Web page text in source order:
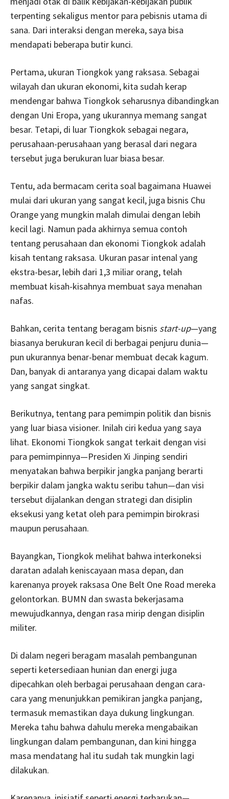
terpenting sekaligus mentor para pebisnis utama di
sana. Dari interaksi dengan mereka, saya bisa
mendapati beberapa butir kunci.
Pertama, ukuran Tiongkok yang raksasa. Sebagai
wilayah dan ukuran ekonomi, kita sudah kerap
mendengar bahwa Tiongkok seharusnya dibandingkan
dengan Uni Eropa, yang ukurannya memang sangat
besar. Tetapi, di luar Tiongkok sebagai negara,
perusahaan-perusahaan yang berasal dari negara
tersebut juga berukuran luar biasa besar.
Tentu, ada bermacam cerita soal bagaimana Huawei
mulai dari ukuran yang sangat kecil, juga bisnis Chu
Orange yang mungkin malah dimulai dengan lebih
kecil lagi. Namun pada akhirnya semua contoh
tentang perusahaan dan ekonomi Tiongkok adalah
kisah tentang raksasa. Ukuran pasar intenal yang
ekstra-besar, lebih dari 1,3 miliar orang, telah
membuat kisah-kisahnya membuat saya menahan
nafas.
Bahkan, cerita tentang beragam bisnis start-up—yang
biasanya berukuran kecil di berbagai penjuru dunia—
pun ukurannya benar-benar membuat decak kagum.
Dan, banyak di antaranya yang dicapai dalam waktu
yang sangat singkat.
Berikutnya, tentang para pemimpin politik dan bisnis
yang luar biasa visioner. Inilah ciri kedua yang saya
lihat. Ekonomi Tiongkok sangat terkait dengan visi
para pemimpinnya—Presiden Xi Jinping sendiri
menyatakan bahwa berpikir jangka panjang berarti
berpikir dalam jangka waktu seribu tahun—dan visi
tersebut dijalankan dengan strategi dan disiplin
eksekusi yang ketat oleh para pemimpin birokrasi
maupun perusahaan.
Bayangkan, Tiongkok melihat bahwa interkoneksi
daratan adalah keniscayaan masa depan, dan
karenanya proyek raksasa One Belt One Road mereka
gelontorkan. BUMN dan swasta bekerjasama
mewujudkannya, dengan rasa mirip dengan disiplin
militer.
Di dalam negeri beragam masalah pembangunan
seperti ketersediaan hunian dan energi juga
dipecahkan oleh berbagai perusahaan dengan cara-
cara yang menunjukkan pemikiran jangka panjang,
termasuk memastikan daya dukung lingkungan.
Mereka tahu bahwa dahulu mereka mengabaikan
lingkungan dalam pembangunan, dan kini hingga
masa mendatang hal itu sudah tak mungkin lagi
dilakukan.